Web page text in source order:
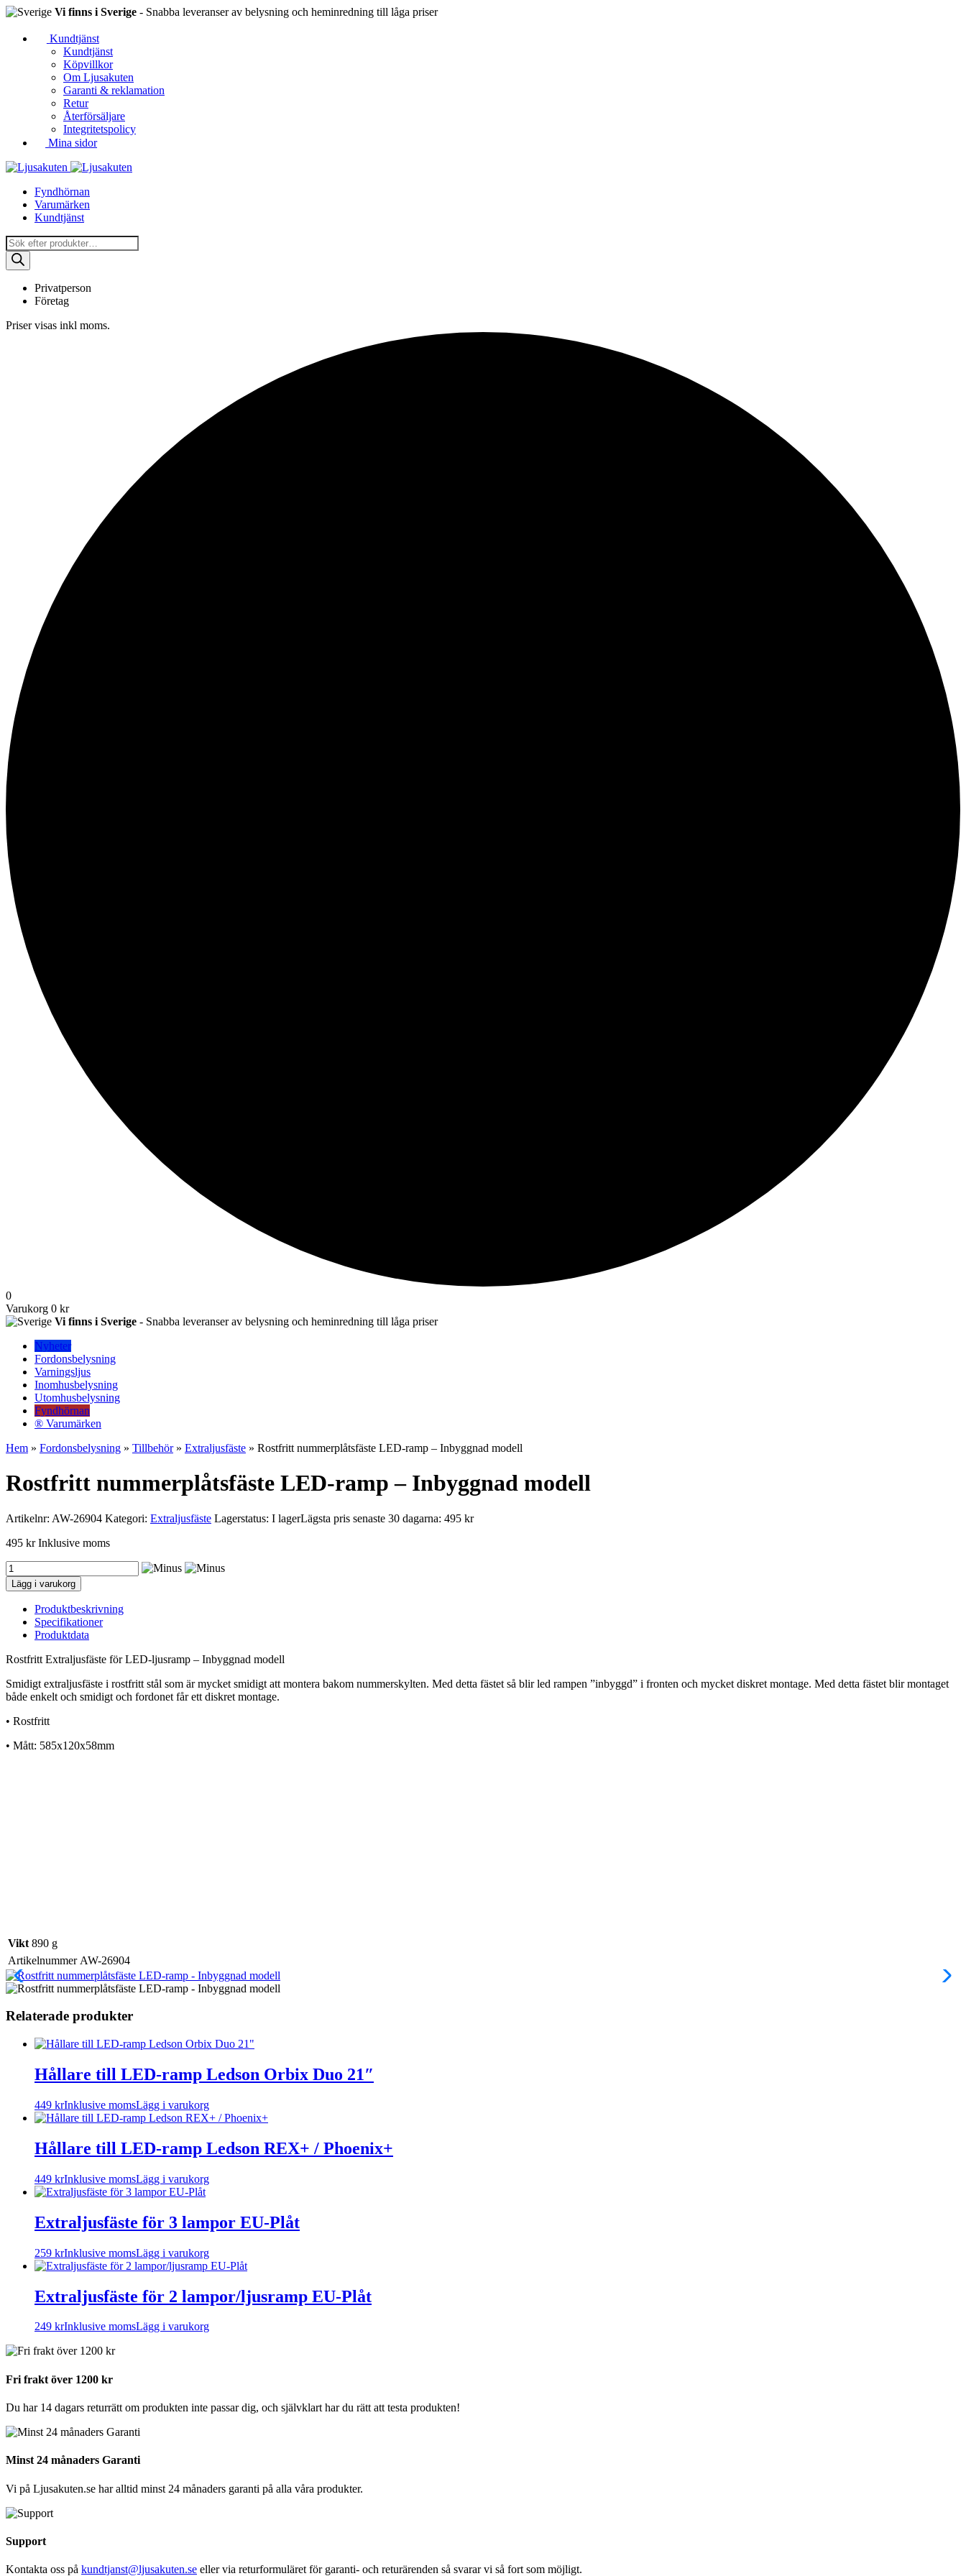
Vi finns i Sverige - Snabba leveranser av belysning och heminredning till låga priser
Kundtjänst
Kundtjänst
Köpvillkor
Om Ljusakuten
Garanti & reklamation
Retur
Återförsäljare
Integritetspolicy
Mina sidor
Fyndhörnan
Varumärken
Kundtjänst
Produktsökning
Privatperson
Företag
Priser visas inkl moms.
0
Varukorg 0 kr
Vi finns i Sverige - Snabba leveranser av belysning och heminredning till låga priser
Nyheter
Fordonsbelysning
Varningsljus
Inomhusbelysning
Utomhusbelysning
Fyndhörnan
® Varumärken
Hem » Fordonsbelysning » Tillbehör» Extraljusfäste » Rostfritt nummerplåtsfäste LED-ramp – Inbyggnad modell
Rostfritt nummerplåtsfäste LED-ramp – Inbyggnad modell
Artikelnr: AW-26904 Kategori: Extraljusfäste Lagerstatus: I lagerLägsta pris senaste 30 dagarna: 495 kr
495 kr Inklusive moms
Rostfritt
nummerplåtsfäste
LED-
ramp
Inbyggnad
modell
mängd
Lägg i varukorg
Produktbeskrivning
Specifikationer
Produktdata
Rostfritt Extraljusfäste för LED-ljusramp – Inbyggnad modell
Smidigt extraljusfäste i rostfritt stål som är mycket smidigt att montera bakom nummerskylten. Med detta fästet så blir led rampen ”inbyggd” i fronten och mycket diskret montage. Med detta fästet blir montaget
både enkelt och smidigt och fordonet får ett diskret montage.
• Rostfritt
• Mått: 585x120x58mm
Vikt 890 g
Artikelnummer AW-26904
Relaterade produkter
Hållare till LED-ramp Ledson Orbix Duo 21″
449 krInklusive momsLägg i varukorg
Hållare till LED-ramp Ledson REX+ / Phoenix+
449 krInklusive momsLägg i varukorg
Extraljusfäste för 3 lampor EU-Plåt
259 krInklusive momsLägg i varukorg
Extraljusfäste för 2 lampor/ljusramp EU-Plåt
249 krInklusive momsLägg i varukorg
Fri frakt över 1200 kr
Du har 14 dagars returrätt om produkten inte passar dig, och självklart har du rätt att testa produkten!
Minst 24 månaders Garanti
Vi på Ljusakuten.se har alltid minst 24 månaders garanti på alla våra produkter.
Support
Kontakta oss på kundtjanst@ljusakuten.se eller via returformuläret för garanti- och returärenden så svarar vi så fort som möjligt.